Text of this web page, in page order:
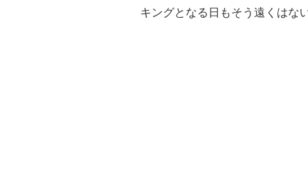
キングとなる日もそう遠くはな